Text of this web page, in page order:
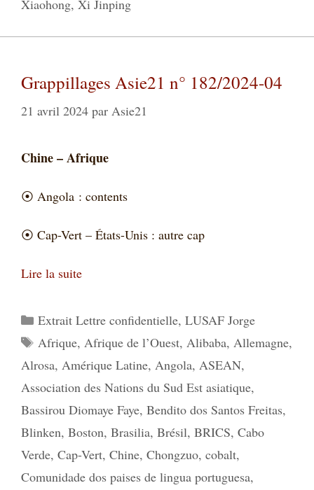
Xiaohong, Xi Jinping
Grappillages Asie21 n° 182/2024-04
21 avril 2024 par Asie21
Chine – Afrique
⦿ Angola : contents
⦿ Cap-Vert – États-Unis : autre cap
Lire la suite
Catégories
Extrait Lettre confidentielle, LUSAF Jorge
Étiquettes
Afrique, Afrique de l’Ouest, Alibaba, Allemagne,
Alrosa, Amérique Latine, Angola, ASEAN,
Association des Nations du Sud Est asiatique,
Bassirou Diomaye Faye, Bendito dos Santos Freitas,
Blinken, Boston, Brasilia, Brésil, BRICS, Cabo
Verde, Cap-Vert, Chine, Chongzuo, cobalt,
Comunidade dos paises de lingua portuguesa,